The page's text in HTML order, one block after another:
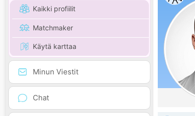
Kaikki profiilit
Matchmaker
Käytä karttaa
Minun Viestit
Chat